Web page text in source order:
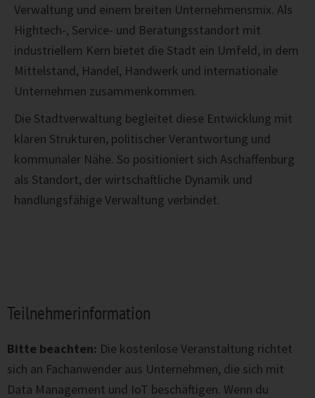
Verwaltung und einem breiten Unternehmensmix. Als
Hightech-, Service- und Beratungsstandort mit
industriellem Kern bietet die Stadt ein Umfeld, in dem
Mittelstand, Handel, Handwerk und internationale
Unternehmen zusammenkommen.
Die Stadtverwaltung begleitet diese Entwicklung mit
klaren Strukturen, politischer Verantwortung und
kommunaler Nähe. So positioniert sich Aschaffenburg
als Standort, der wirtschaftliche Dynamik und
handlungsfähige Verwaltung verbindet.
Teilnehmerinformation
Bitte beachten: Die kostenlose Veranstaltung richtet
sich an Fachanwender aus Unternehmen, die sich mit
Data Management und IoT beschäftigen. Wenn du